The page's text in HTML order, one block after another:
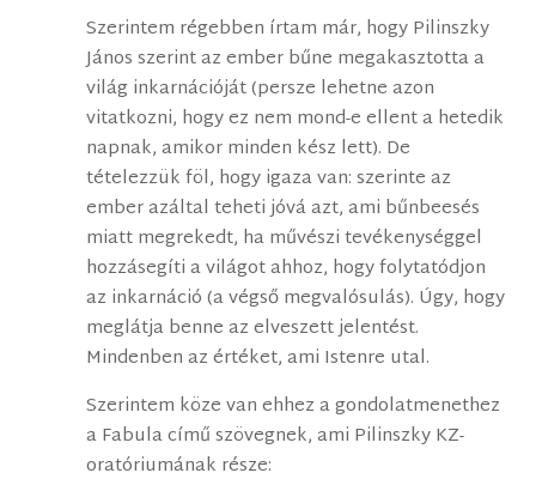
Szerintem régebben írtam már, hogy Pilinszky
János szerint az ember bűne megakasztotta a
világ inkarnációját (persze lehetne azon
vitatkozni, hogy ez nem mond-e ellent a hetedik
napnak, amikor minden kész lett). De
tételezzük föl, hogy igaza van: szerinte az
ember azáltal teheti jóvá azt, ami bűnbeesés
miatt megrekedt, ha művészi tevékenységgel
hozzásegíti a világot ahhoz, hogy folytatódjon
az inkarnáció (a végső megvalósulás). Úgy, hogy
meglátja benne az elveszett jelentést.
Mindenben az értéket, ami Istenre utal.
Szerintem köze van ehhez a gondolatmenethez
a Fabula című szövegnek, ami Pilinszky KZ-
oratóriumának része: